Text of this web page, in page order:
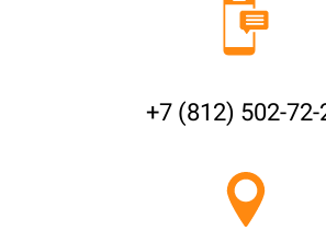
+7 (812) 502-72-